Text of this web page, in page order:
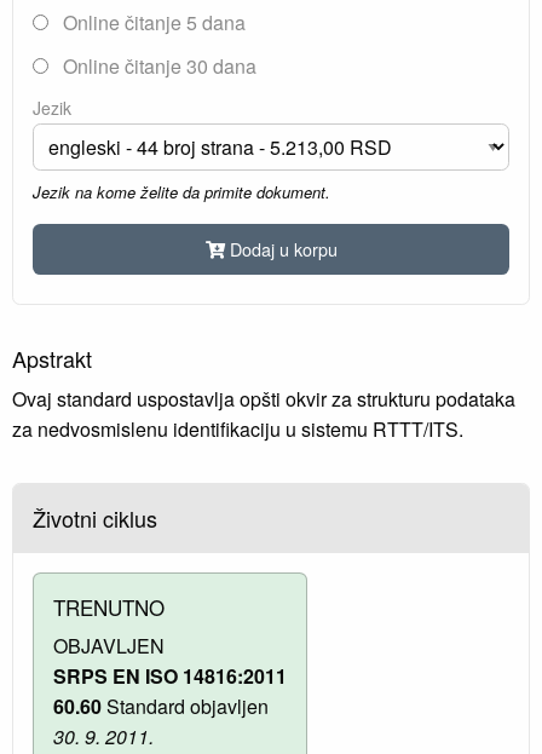
Online čitanje 5 dana
Online čitanje 30 dana
Jezik
Jezik na kome želite da primite dokument.
Dodaj u korpu
Apstrakt
Ovaj standard uspostavlja opšti okvir za strukturu podataka
za nedvosmislenu identifikaciju u sistemu RTTT/ITS.
Životni ciklus
TRENUTNO
OBJAVLJEN
SRPS EN ISO 14816:2011
60.60Standard objavljen
30. 9. 2011.